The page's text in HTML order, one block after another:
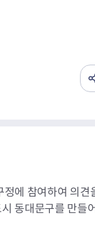
에 참여하여 의견
동대문구를 만들